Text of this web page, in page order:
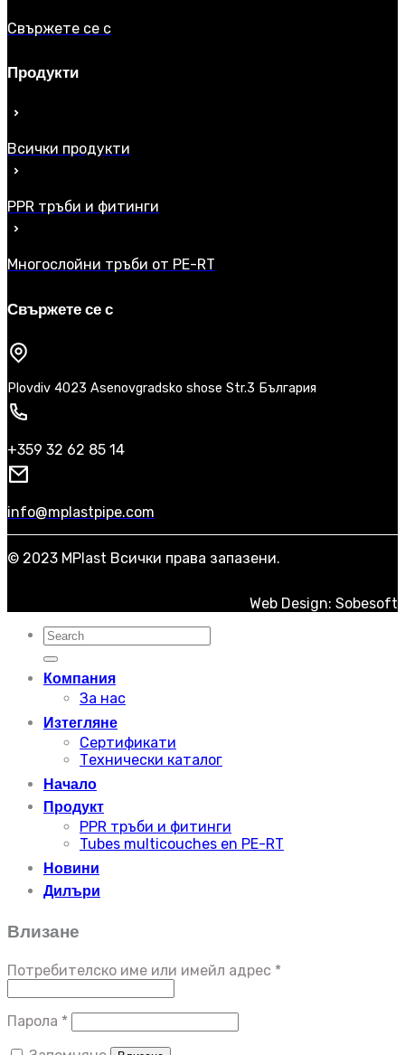
Свържете се с
Продукти
Всички продукти
PPR тръби и фитинги
Многослойни тръби от PE-RT
Свържете се с
Plovdiv 4023 Asenovgradsko shose Str.3 България
+359 32 62 85 14
info@mplastpipe.com
© 2023 MPlast Всички права запазени.
Web Design: Sobesoft
Търсене
за:
Компания
За нас
Изтегляне
Сертификати
Технически каталог
Начало
Продукт
PPR тръби и фитинги
Tubes multicouches en PE-RT
Новини
Дилъри
Влизане
Потребителско име или имейл адрес *
Парола *